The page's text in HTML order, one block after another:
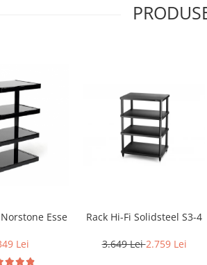
Esse
Lei
Rack Hi-Fi Solidsteel S3-4
3.649 Lei2.759 Lei